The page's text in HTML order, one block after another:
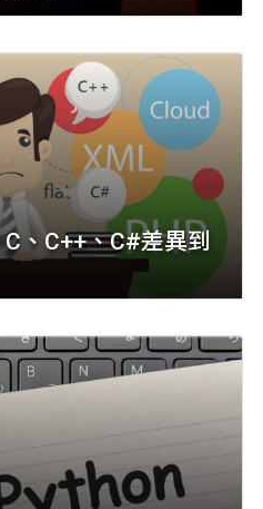
、C++、C#差異到